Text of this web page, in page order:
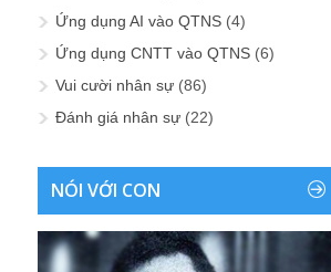
Ứng dụng AI vào QTNS (4)
Ứng dụng CNTT vào QTNS (6)
Vui cười nhân sự (86)
Đánh giá nhân sự (22)
NÓI VỚI CON